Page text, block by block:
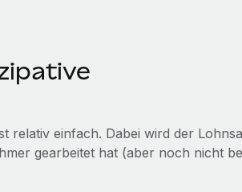
relativ einfach. Dabei wird der
gearbeitet hat (aber noch nicht